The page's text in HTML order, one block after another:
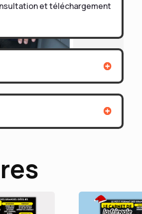
et téléchargement